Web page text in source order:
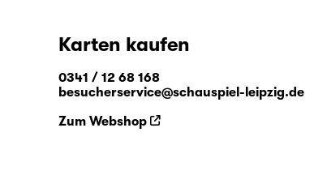
Karten kaufen
0341 / 12 68 168
besucherservice@schauspiel-leipzig.de
Zum Webshop